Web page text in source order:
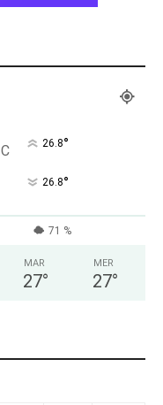
C 26.8°
26.8°
71 %
MAR
27°
MER
27°